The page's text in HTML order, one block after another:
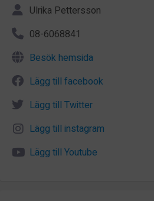
Ulrika Pettersson
08-6068841
Besök hemsida
Lägg till facebook
Lägg till Twitter
Lägg till instagram
Lägg till Youtube